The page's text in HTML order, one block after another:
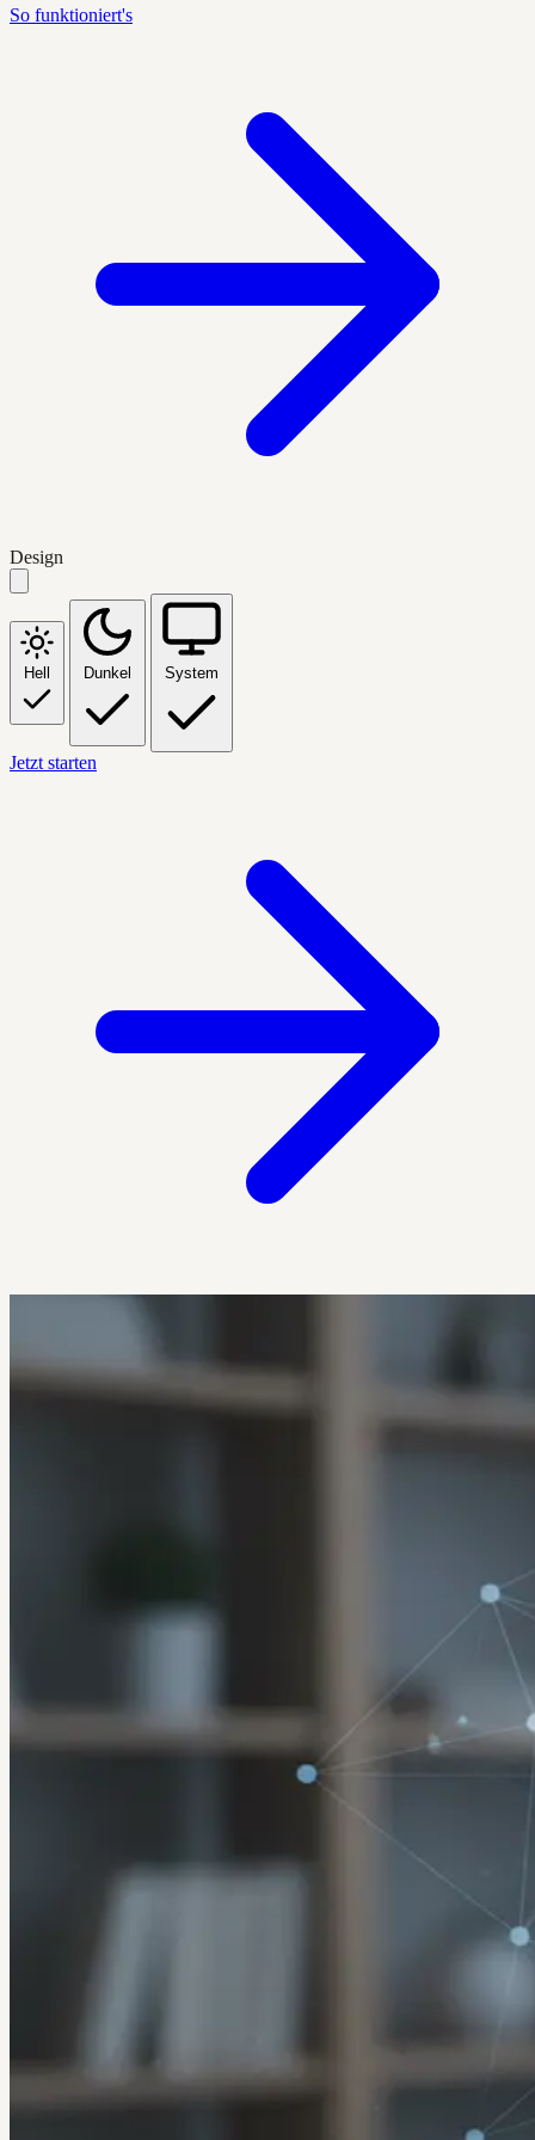
So funktioniert's
Design
Hell Dunkel System
Jetzt starten